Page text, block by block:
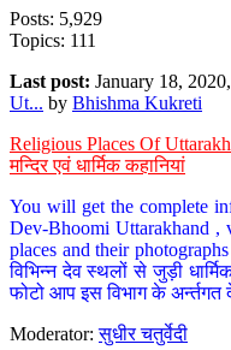
Posts: 5,929
Topics: 111
Last post: January 18,
Ut... by Bhishma Kukreti
Religious Places Of
मन्दिर एवं धार्मिक कहानियां
You will get the complete
Dev-Bhoomi Uttarakhand ,
places and their
विभिन्न देव स्थलों से जुड़ी
फोटो आप इस विभाग के
Moderator:सुधीर चतुर्वेदी